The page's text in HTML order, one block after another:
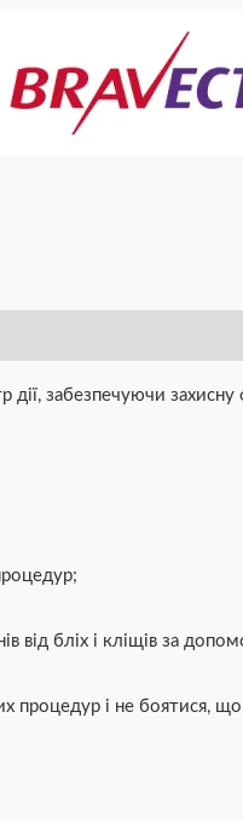
забезпечуючи
бліх і кліщів за
і не боятися,